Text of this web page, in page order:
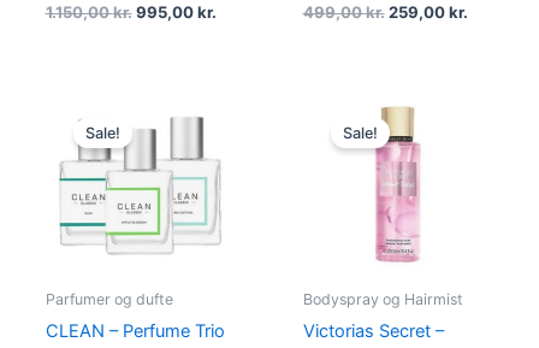
1.150,00kr. 995,00kr. 499,00kr. 259,00kr.
Sale!
Parfumer og dufte
CLEAN – Perfume Trio
price
was:
695,00 kr.. 498,00 kr..
Sale!
Bodyspray og Hairmist
Victorias Secret –
Original
price
was:
249,00 kr..